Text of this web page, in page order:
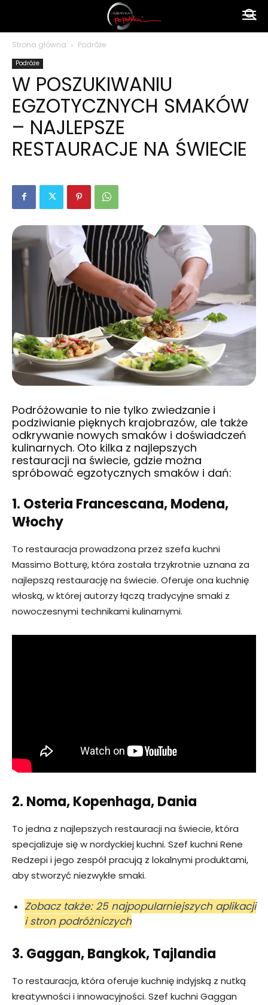
Strona główna Podróże
Podróże
W POSZUKIWANIU
EGZOTYCZNYCH SMAKÓW
– NAJLEPSZE
RESTAURACJE NA ŚWIECIE
Podróżowanie to nie tylko zwiedzanie i
podziwianie pięknych krajobrazów, ale także
odkrywanie nowych smaków i doświadczeń
kulinarnych. Oto kilka z najlepszych
restauracji na świecie, gdzie można
spróbować egzotycznych smaków i dań:
1. Osteria Francescana, Modena,
Włochy
To restauracja prowadzona przez szefa kuchni
Massimo Botturę, która została trzykrotnie uznana za
najlepszą restaurację na świecie. Oferuje ona kuchnię
włoską, w której autorzy łączą tradycyjne smaki z
nowoczesnymi technikami kulinarnymi.
2. Noma, Kopenhaga, Dania
To jedna z najlepszych restauracji na świecie, która
specjalizuje się w nordyckiej kuchni. Szef kuchni Rene
Redzepi i jego zespół pracują z lokalnymi produktami,
aby stworzyć niezwykłe smaki.
Zobacz także: 25 najpopularniejszych aplikacji
i stron podróżniczych
3. Gaggan, Bangkok, Tajlandia
To restauracja, która oferuje kuchnię indyjską z nutką
kreatywności i innowacyjności. Szef kuchni Gaggan